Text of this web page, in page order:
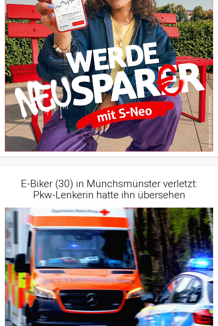
E-Biker (30) in Münchsmünster verletzt:
Pkw-Lenkerin hatte ihn übersehen